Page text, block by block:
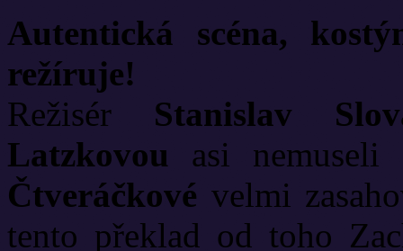
Autentická scéna,
režíruje!
Režisér Stanislav
Latzkovou asi
Čtveráčkové velmi
tento překlad od toho